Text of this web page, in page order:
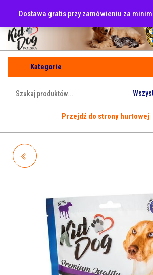
treści
Dostawa gratis przy zamówieniu za
Kategorie
Przejdź do strony hurtowej
ŁOSOSIEM 80G